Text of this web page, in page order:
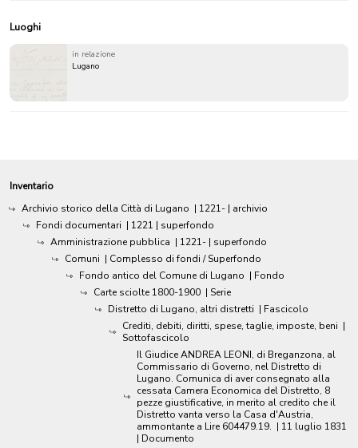
Luoghi
in relazione
Lugano
Inventario
Archivio storico della Città di Lugano | 1221- | archivio
Fondi documentari | 1221 | superfondo
Amministrazione pubblica | 1221- | superfondo
Comuni | Complesso di fondi / Superfondo
Fondo antico del Comune di Lugano | Fondo
Carte sciolte 1800-1900 | Serie
Distretto di Lugano, altri distretti | Fascicolo
Crediti, debiti, diritti, spese, taglie, imposte, beni |
Sottofascicolo
Il Giudice ANDREA LEONI, di Breganzona, al
Commissario di Governo, nel Distretto di
Lugano. Comunica di aver consegnato alla
cessata Camera Economica del Distretto, 8
pezze giustificative, in merito al credito che il
Distretto vanta verso la Casa d'Austria,
ammontante a Lire 604479.19. | 11 luglio 1831
| Documento